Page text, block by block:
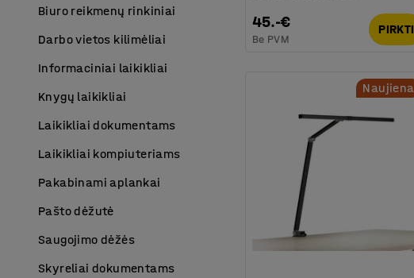
45.-€
Be PVM
PIRKTI
Naujiena
Biuro reikmenų rinkiniai
Darbo vietos kilimėliai
Informaciniai laikikliai
Knygų laikikliai
Laikikliai dokumentams
Laikikliai kompiuteriams
Pakabinami aplankai
Pašto dėžutė
Saugojimo dėžės
Skyreliai dokumentams